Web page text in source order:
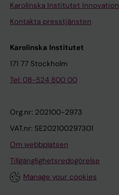
Karolinska Institutet Innovation
Kontakta presstjänsten
Karolinska Institutet
171 77 Stockholm
Tel: 08-524 800 00
Org.nr: 202100-2973
VAT.nr: SE202100297301
Om webbplatsen
Tillgänglighetsredogörelse
Manage your cookies